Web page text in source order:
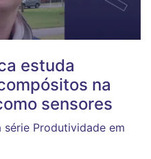
estuda
na
sensores
série Produtividade em